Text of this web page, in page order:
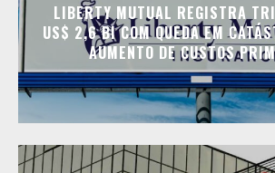
LIBERTY MUTUAL REGISTRA
US$ 2,6 BI COM QUEDA EM
AUMENTO DE CUSTOS